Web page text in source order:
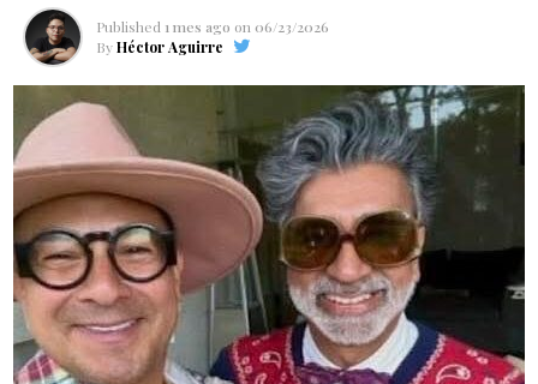
Published 1 mes ago on 06/23/2026
By Héctor Aguirre